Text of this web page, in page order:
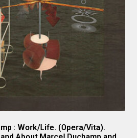
: Work/Life. (Opera/Vita).